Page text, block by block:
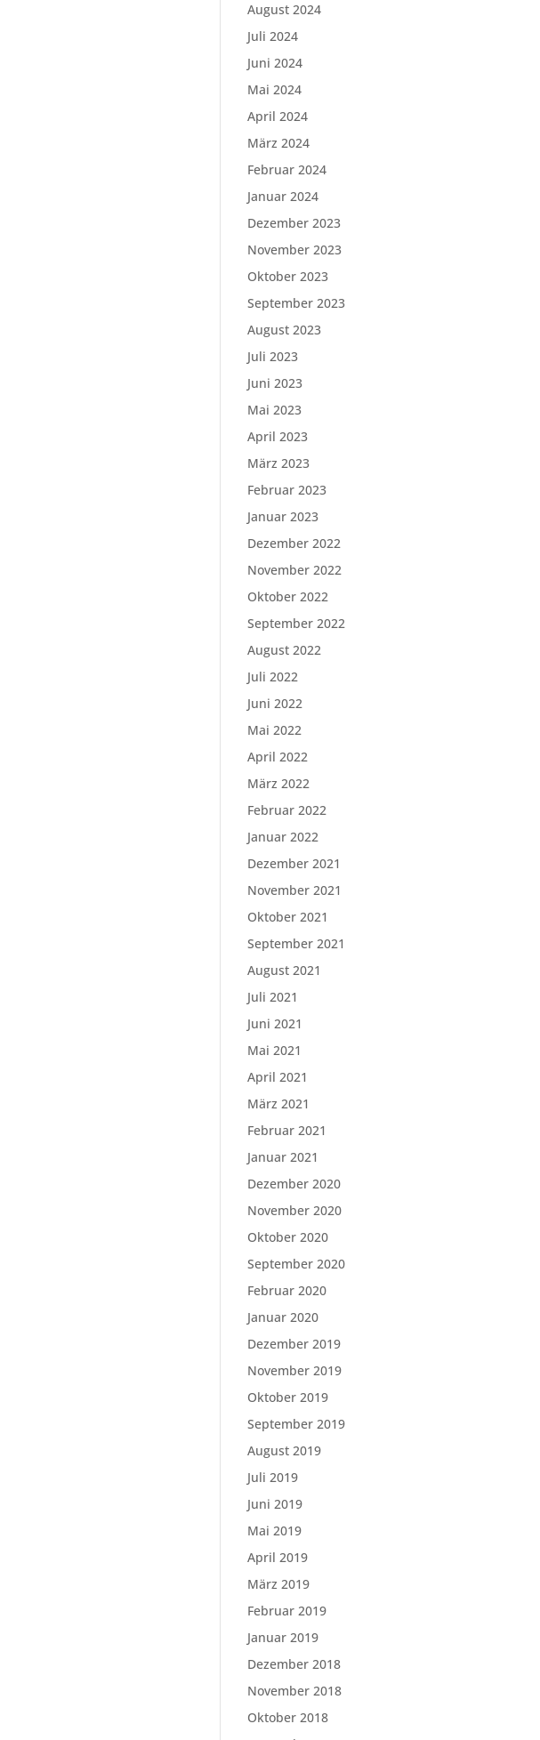
August 2024
Juli 2024
Juni 2024
Mai 2024
April 2024
März 2024
Februar 2024
Januar 2024
Dezember 2023
November 2023
Oktober 2023
September 2023
August 2023
Juli 2023
Juni 2023
Mai 2023
April 2023
März 2023
Februar 2023
Januar 2023
Dezember 2022
November 2022
Oktober 2022
September 2022
August 2022
Juli 2022
Juni 2022
Mai 2022
April 2022
März 2022
Februar 2022
Januar 2022
Dezember 2021
November 2021
Oktober 2021
September 2021
August 2021
Juli 2021
Juni 2021
Mai 2021
April 2021
März 2021
Februar 2021
Januar 2021
Dezember 2020
November 2020
Oktober 2020
September 2020
Februar 2020
Januar 2020
Dezember 2019
November 2019
Oktober 2019
September 2019
August 2019
Juli 2019
Juni 2019
Mai 2019
April 2019
März 2019
Februar 2019
Januar 2019
Dezember 2018
November 2018
Oktober 2018